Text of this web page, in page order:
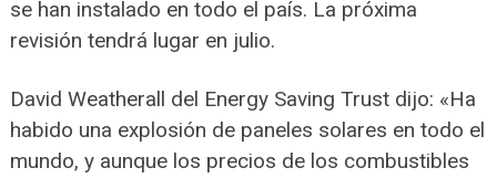
se han instalado en todo el país. La próxima
revisión tendrá lugar en julio.
David Weatherall del Energy Saving Trust dijo: «Ha
habido una explosión de paneles solares en todo el
mundo, y aunque los precios de los combustibles